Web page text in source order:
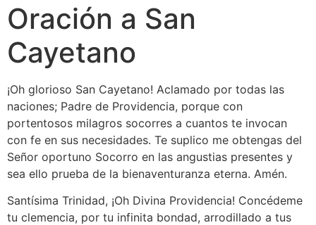
Oración a San
Cayetano
¡Oh glorioso San Cayetano! Aclamado por todas las
naciones; Padre de Providencia, porque con
portentosos milagros socorres a cuantos te invocan
con fe en sus necesidades. Te suplico me obtengas del
Señor oportuno Socorro en las angustias presentes y
sea ello prueba de la bienaventuranza eterna. Amén.
Santísima Trinidad, ¡Oh Divina Providencia! Concédeme
tu clemencia, por tu infinita bondad, arrodillado a tus